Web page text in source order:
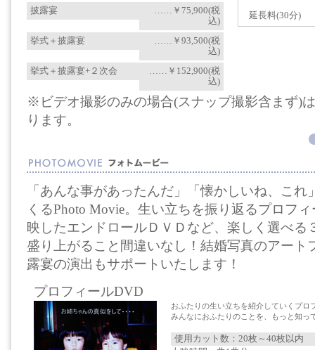
披露宴
……￥75,900(税
込)
挙式＋披露宴
……￥93,500(税
込)
挙式＋披露宴+２次会
……￥152,900(税
込)
延長料(30分)
※ビデオ撮影のみの場合(スナップ撮影含まず)
ります。
「あんな事があったんだ」「懐かしいね、こ
くるPhoto Movie。生い立ちを振り返るプロフ
映したエンドロールＤＶＤなど、楽しく選べる
盛り上がること間違いなし！結婚写真のアート
露宴の演出もサポートいたします！
プロフィールDVD
おふたりの生い立ちを紹介していくプロ
みんなにおふたりのことを、もっと知っ
使用カット数：20枚～40枚以